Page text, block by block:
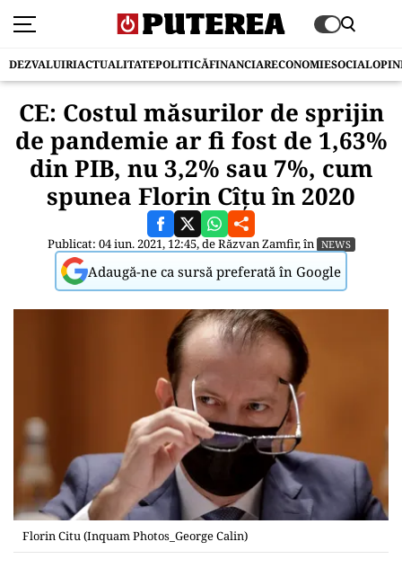
DEZVALUIRIACTUALITATEPOLITICĂFINANCIARECONOMIESOCIAL
CE: Costul măsurilor de sprijin
de pandemie ar fi fost de 1,63%
din PIB, nu 3,2% sau 7%, cum
spunea Florin Cîțu în 2020
Publicat: 04 iun. 2021, 12:45, deRăzvan Zamfir, în NEWS
Adaugă-ne ca sursă preferată în Google
Florin Citu (Inquam Photos_George Calin)